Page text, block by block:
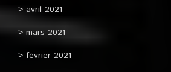
avril 2021
mars 2021
février 2021